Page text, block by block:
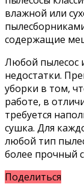
влажной или
содержащие
Любой пылесос
недостатки.
уборки в том,
работе, в
требуется
сушка. Для
любой тип
более прочный
Поделиться